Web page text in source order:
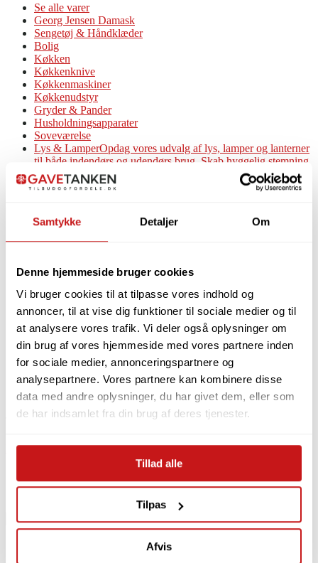
Samtykke Detaljer Om
Denne hjemmeside bruger cookies
Vi bruger cookies til at tilpasse vores indhold og
annoncer, til at vise dig funktioner til sociale medier og til
at analysere vores trafik. Vi deler også oplysninger om
din brug af vores hjemmeside med vores partnere inden
for sociale medier, annonceringspartnere og
analysepartnere. Vores partnere kan kombinere disse
data med andre oplysninger, du har givet dem, eller som
de har indsamlet fra din brug af deres tjenester.
Tillad alle
Tilpas
Afvis
Se alle varer
Georg Jensen Damask
Sengetøj & Håndklæder
Bolig
Køkken
Køkkenknive
Køkkenmaskiner
Køkkenudstyr
Gryder & Pander
Husholdningsapparater
Soveværelse
Lys & LamperOpdag vores udvalg af lys, lamper og lanterner
til både indendørs og udendørs brug. Skab hyggelig stemning
med elegante bordlamper, dekorative lanterner og funktionelle
udendørslamper, der kombinerer stil og funktion. Uanset om
indretning.
Smykker & Ure
Spil & Legetøj
Udeliv
Jul
OUTLET – SPAR ekstra 10%
Kontakt os
Handelsbetingelser
Privat- og Cookiepolitik
Om os
Tag kontakt
kundeservice@gavetanken.dk 70 270 770
Efternavn